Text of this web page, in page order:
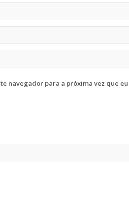
navegador para a próxima vez que